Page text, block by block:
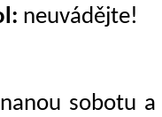
neuvádějte!
sobotu